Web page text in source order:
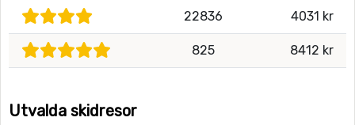
22836 4031 kr
825 8412 kr
Utvalda skidresor